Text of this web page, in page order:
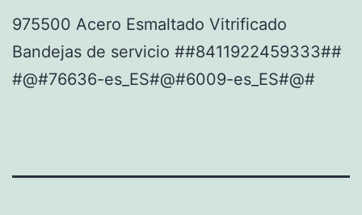
975500 Acero Esmaltado Vitrificado
Bandejas de servicio ##8411922459333##
#@#76636-es_ES#@#6009-es_ES#@#